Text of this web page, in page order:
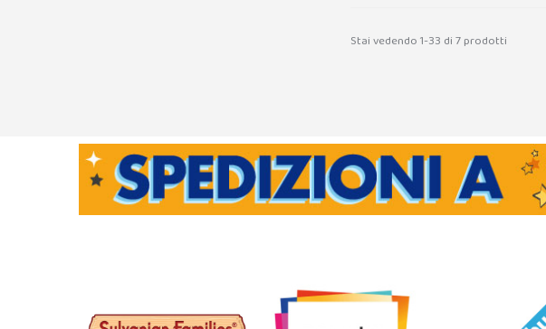
Stai vedendo 1-33 di 7 prodotti